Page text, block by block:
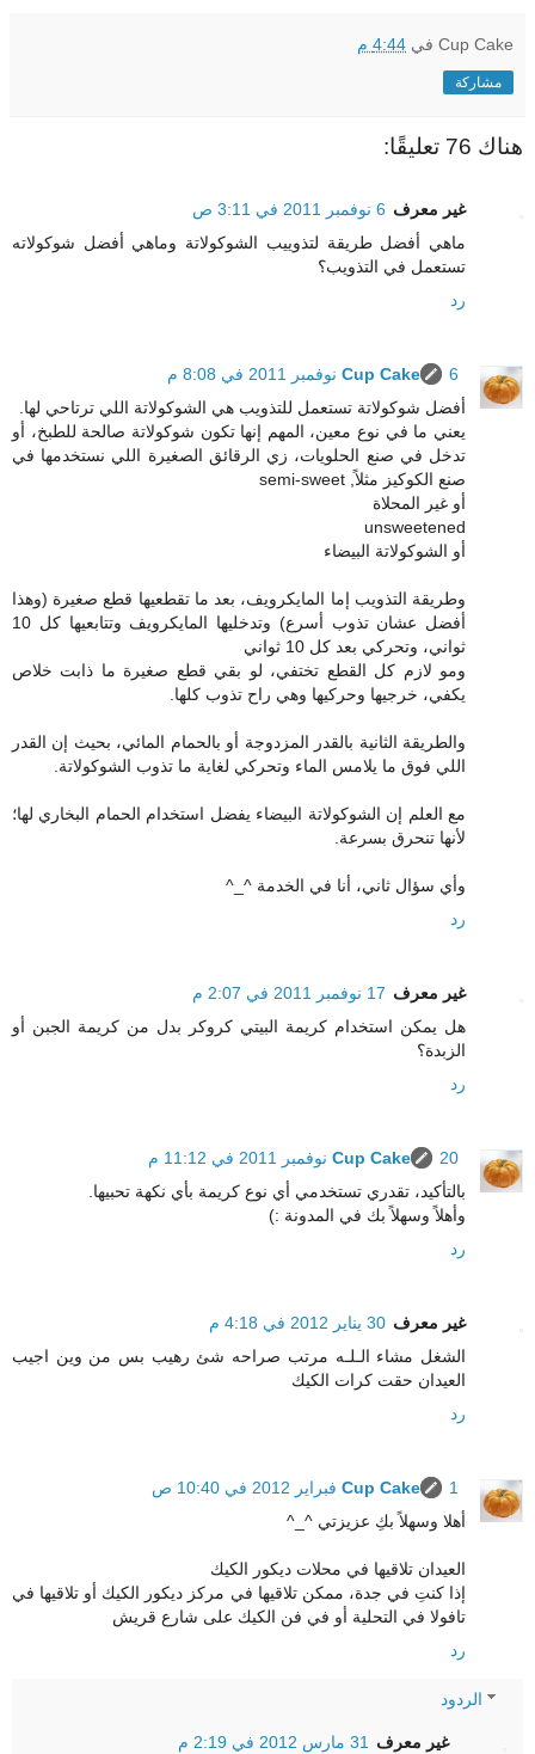
Cup Cake في 4:44 م
مشاركة
هناك 76 تعليقًا:
غير معرف 6 نوفمبر 2011 في 3:11 ص
ماهي أفضل طريقة لتذوييب الشوكولاتة وماهي أفضل شوكولاته
تستعمل في التذويب؟
رد
Cup Cake
6 نوفمبر 2011 في 8:08 م
أفضل شوكولاتة تستعمل للتذويب هي الشوكولاتة اللي ترتاحي لها.
يعني ما في نوع معين، المهم إنها تكون شوكولاتة صالحة للطبخ، أو
تدخل في صنع الحلويات، زي الرقائق الصغيرة اللي نستخدمها في
صنع الكوكيز مثلاً, semi-sweet
أو غير المحلاة
unsweetened
أو الشوكولاتة البيضاء
وطريقة التذويب إما المايكرويف، بعد ما تقطعيها قطع صغيرة (وهذا
أفضل عشان تذوب أسرع) وتدخليها المايكرويف وتتابعيها كل 10
ثواني، وتحركي بعد كل 10 ثواني
ومو لازم كل القطع تختفي، لو بقي قطع صغيرة ما ذابت خلاص
يكفي، خرجيها وحركيها وهي راح تذوب كلها.
والطريقة الثانية بالقدر المزدوجة أو بالحمام المائي، بحيث إن القدر
اللي فوق ما يلامس الماء وتحركي لغاية ما تذوب الشوكولاتة.
مع العلم إن الشوكولاتة البيضاء يفضل استخدام الحمام البخاري لها؛
لأنها تنحرق بسرعة.
وأي سؤال ثاني، أنا في الخدمة ^_^
رد
غير معرف 17 نوفمبر 2011 في 2:07 م
هل يمكن استخدام كريمة البيتي كروكر بدل من كريمة الجبن أو
الزبدة؟
رد
Cup Cake
20 نوفمبر 2011 في 11:12 م
بالتأكيد، تقدري تستخدمي أي نوع كريمة بأي نكهة تحبيها.
وأهلاً وسهلاً بك في المدونة :)
رد
غير معرف 30 يناير 2012 في 4:18 م
الشغل مشاء الـلـه مرتب صراحه شئ رهيب بس من وين اجيب
العيدان حقت كرات الكيك
رد
Cup Cake
1 فبراير 2012 في 10:40 ص
أهلا وسهلاً بكِ عزيزتي ^_^
العيدان تلاقيها في محلات ديكور الكيك
إذا كنتِ في جدة، ممكن تلاقيها في مركز ديكور الكيك أو تلاقيها في
تافولا في التحلية أو في فن الكيك على شارع قريش
رد
الردود
غير معرف 31 مارس 2012 في 2:19 م